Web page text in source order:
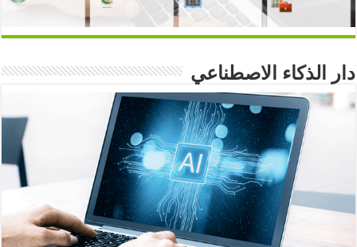
دار الذكاء الاصطناعي